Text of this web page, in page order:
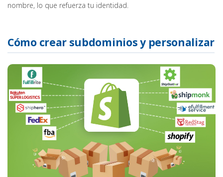
nombre, lo que refuerza tu identidad.
Cómo crear subdominios y personalizar